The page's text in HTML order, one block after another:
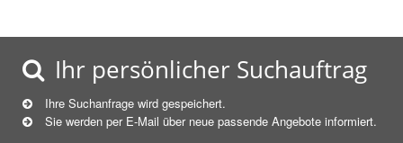
Ihr persönlicher Suchauftrag
Ihre Suchanfrage wird gespeichert.
Sie werden per E-Mail über neue passende Angebote informiert.